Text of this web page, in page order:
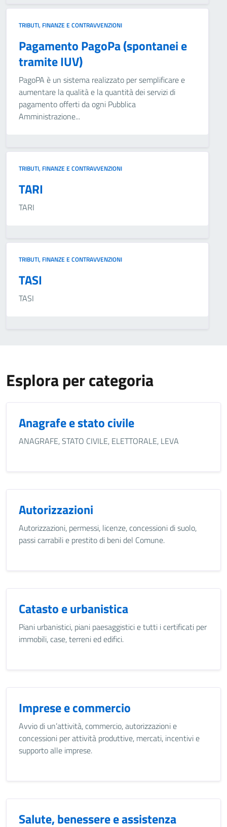
TRIBUTI, FINANZE E CONTRAVVENZIONI
Pagamento PagoPa (spontanei e
tramite IUV)
PagoPA è un sistema realizzato per semplificare e
aumentare la qualità e la quantità dei servizi di
pagamento offerti da ogni Pubblica
Amministrazione...
TRIBUTI, FINANZE E CONTRAVVENZIONI
TARI
TARI
TRIBUTI, FINANZE E CONTRAVVENZIONI
TASI
TASI
Esplora per categoria
Anagrafe e stato civile
ANAGRAFE, STATO CIVILE, ELETTORALE, LEVA
Autorizzazioni
Autorizzazioni, permessi, licenze, concessioni di suolo,
passi carrabili e prestito di beni del Comune.
Catasto e urbanistica
Piani urbanistici, piani paesaggistici e tutti i certificati per
immobili, case, terreni ed edifici.
Imprese e commercio
Avvio di un’attività, commercio, autorizzazioni e
concessioni per attività produttive, mercati, incentivi e
supporto alle imprese.
Salute, benessere e assistenza